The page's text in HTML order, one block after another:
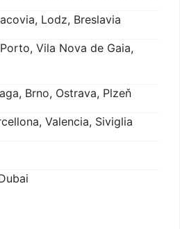
Lodz, Breslavia
Vila Nova de Gaia,
Brno, Ostrava, Plzeň
Valencia, Siviglia